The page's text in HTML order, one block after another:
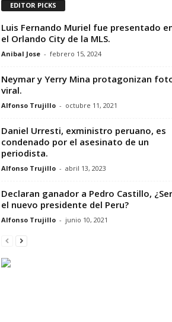
EDITOR PICKS
Luis Fernando Muriel fue presentado
el Orlando City de la MLS.
Anibal Jose - febrero 15, 2024
Neymar y Yerry Mina protagonizan
viral.
Alfonso Trujillo - octubre 11, 2021
Daniel Urresti, exministro peruano, es
condenado por el asesinato de un
periodista.
Alfonso Trujillo - abril 13, 2023
Declaran ganador a Pedro Castillo,
el nuevo presidente del Peru?
Alfonso Trujillo - junio 10, 2021